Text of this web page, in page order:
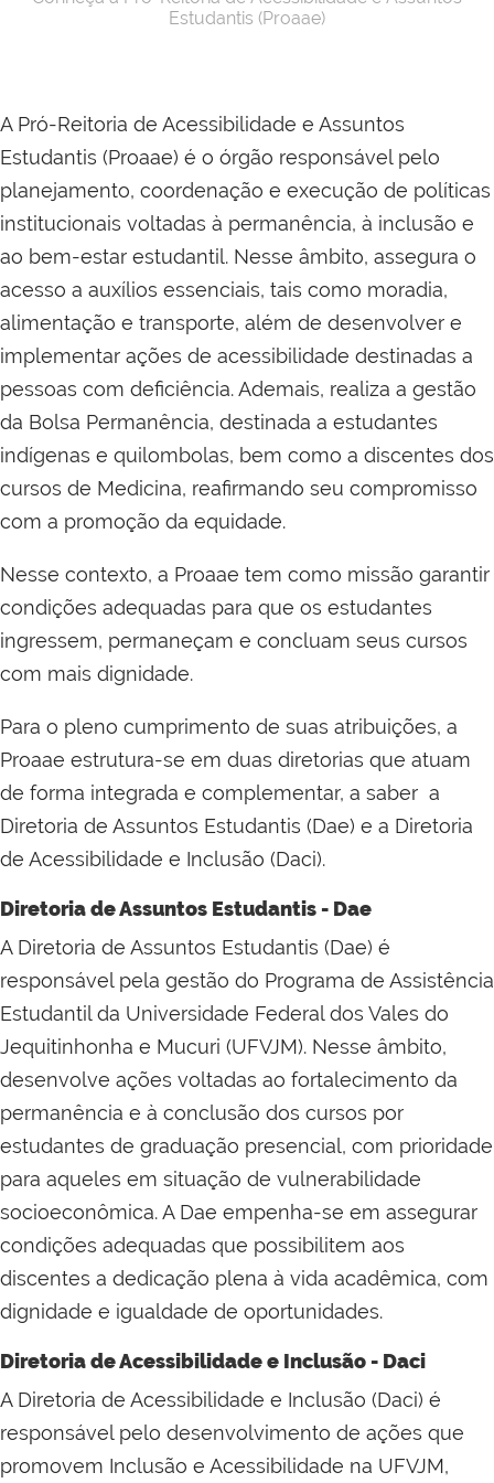
Estudantis (Proaae)
A Pró-Reitoria de Acessibilidade e Assuntos
Estudantis (Proaae) é o órgão responsável pelo
planejamento, coordenação e execução de políticas
institucionais voltadas à permanência, à inclusão e
ao bem-estar estudantil. Nesse âmbito, assegura o
acesso a auxílios essenciais, tais como moradia,
alimentação e transporte, além de desenvolver e
implementar ações de acessibilidade destinadas a
pessoas com deficiência. Ademais, realiza a gestão
da Bolsa Permanência, destinada a estudantes
indígenas e quilombolas, bem como a discentes dos
cursos de Medicina, reafirmando seu compromisso
com a promoção da equidade.
Nesse contexto, a Proaae tem como missão garantir
condições adequadas para que os estudantes
ingressem, permaneçam e concluam seus cursos
com mais dignidade.
Para o pleno cumprimento de suas atribuições, a
Proaae estrutura-se em duas diretorias que atuam
de forma integrada e complementar, a saber a
Diretoria de Assuntos Estudantis (Dae) e a Diretoria
de Acessibilidade e Inclusão (Daci).
Diretoria de Assuntos Estudantis - Dae
A Diretoria de Assuntos Estudantis (Dae) é
responsável pela gestão do Programa de Assistência
Estudantil da Universidade Federal dos Vales do
Jequitinhonha e Mucuri (UFVJM). Nesse âmbito,
desenvolve ações voltadas ao fortalecimento da
permanência e à conclusão dos cursos por
estudantes de graduação presencial, com prioridade
para aqueles em situação de vulnerabilidade
socioeconômica. A Dae empenha-se em assegurar
condições adequadas que possibilitem aos
discentes a dedicação plena à vida acadêmica, com
dignidade e igualdade de oportunidades.
Diretoria de Acessibilidade e Inclusão - Daci
A Diretoria de Acessibilidade e Inclusão (Daci) é
responsável pelo desenvolvimento de ações que
promovem Inclusão e Acessibilidade na UFVJM,